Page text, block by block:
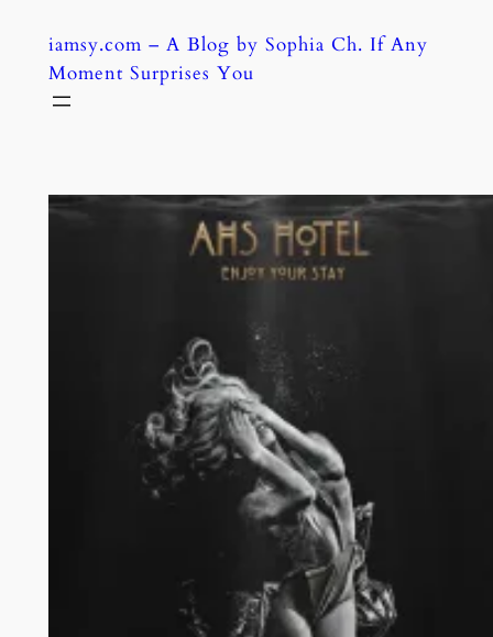
content
iamsy.com – A Blog by Sophia Ch. If Any
Moment Surprises You